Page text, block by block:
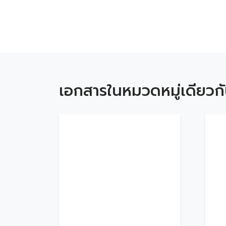
เอกสารในหมวดหมู่เดียว